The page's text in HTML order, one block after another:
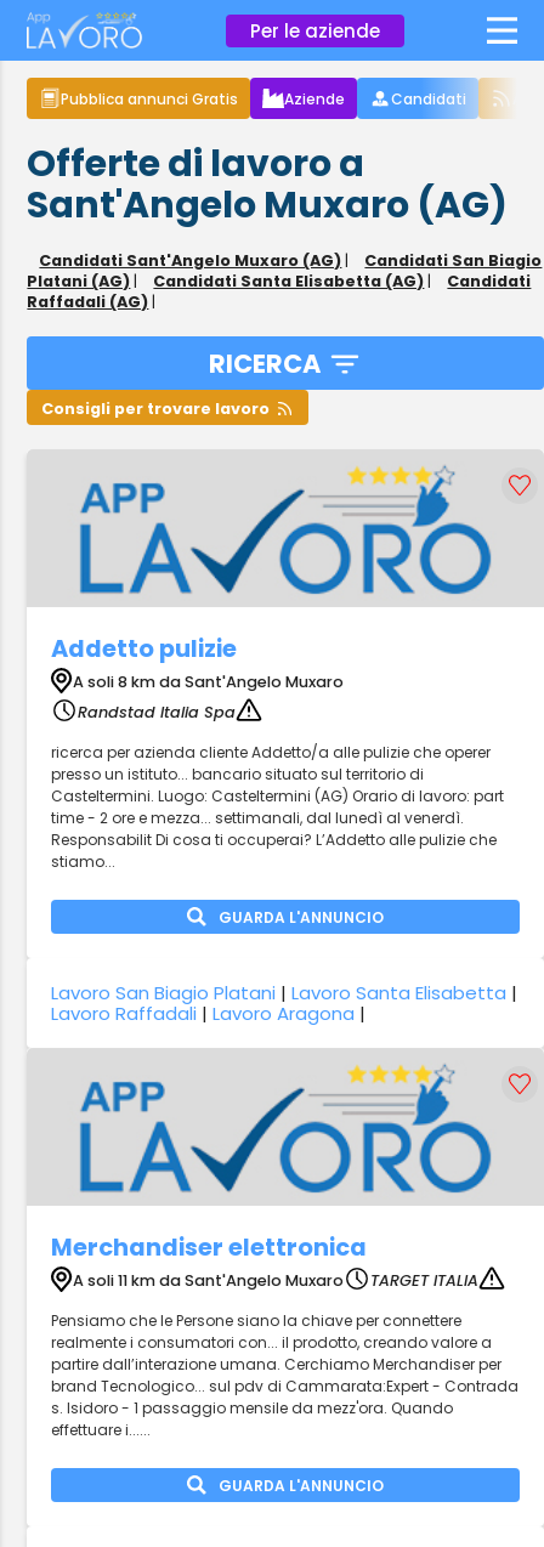
Per le aziende ×
Pubblica annunci Gratis Aziende Candidati
Offerte di lavoro a
Sant'Angelo Muxaro (AG)
Candidati Sant'Angelo Muxaro (AG) |
Candidati San Biagio
Platani (AG) | Candidati Santa Elisabetta (AG) |
Candidati
Raffadali (AG) |
RICERCA
Consigli per trovare lavoro
Addetto pulizie
A soli 8 km da Sant'Angelo Muxaro
Randstad Italia Spa
ricerca per azienda cliente Addetto/a alle pulizie che operer
presso un istituto... bancario situato sul territorio di
Casteltermini. Luogo: Casteltermini (AG) Orario di lavoro: part
time - 2 ore e mezza... settimanali, dal lunedì al venerdì.
Responsabilit Di cosa ti occuperai? L’Addetto alle pulizie che
stiamo...
GUARDA L'ANNUNCIO
Lavoro San Biagio Platani |Lavoro Santa Elisabetta |
Lavoro Raffadali |Lavoro Aragona |
Merchandiser elettronica
A soli 11 km da Sant'Angelo Muxaro
TARGET ITALIA
Pensiamo che le Persone siano la chiave per connettere
realmente i consumatori con... il prodotto, creando valore a
partire dall’interazione umana. Cerchiamo Merchandiser per
brand Tecnologico... sul pdv di Cammarata:Expert - Contrada
s. Isidoro - 1 passaggio mensile da mezz'ora. Quando
effettuare i......
GUARDA L'ANNUNCIO